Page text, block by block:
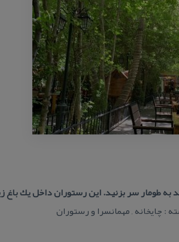
به طومار سر بزنید. این رستوران داخل یك
: چایخانه , مهمانسرا و رستوران